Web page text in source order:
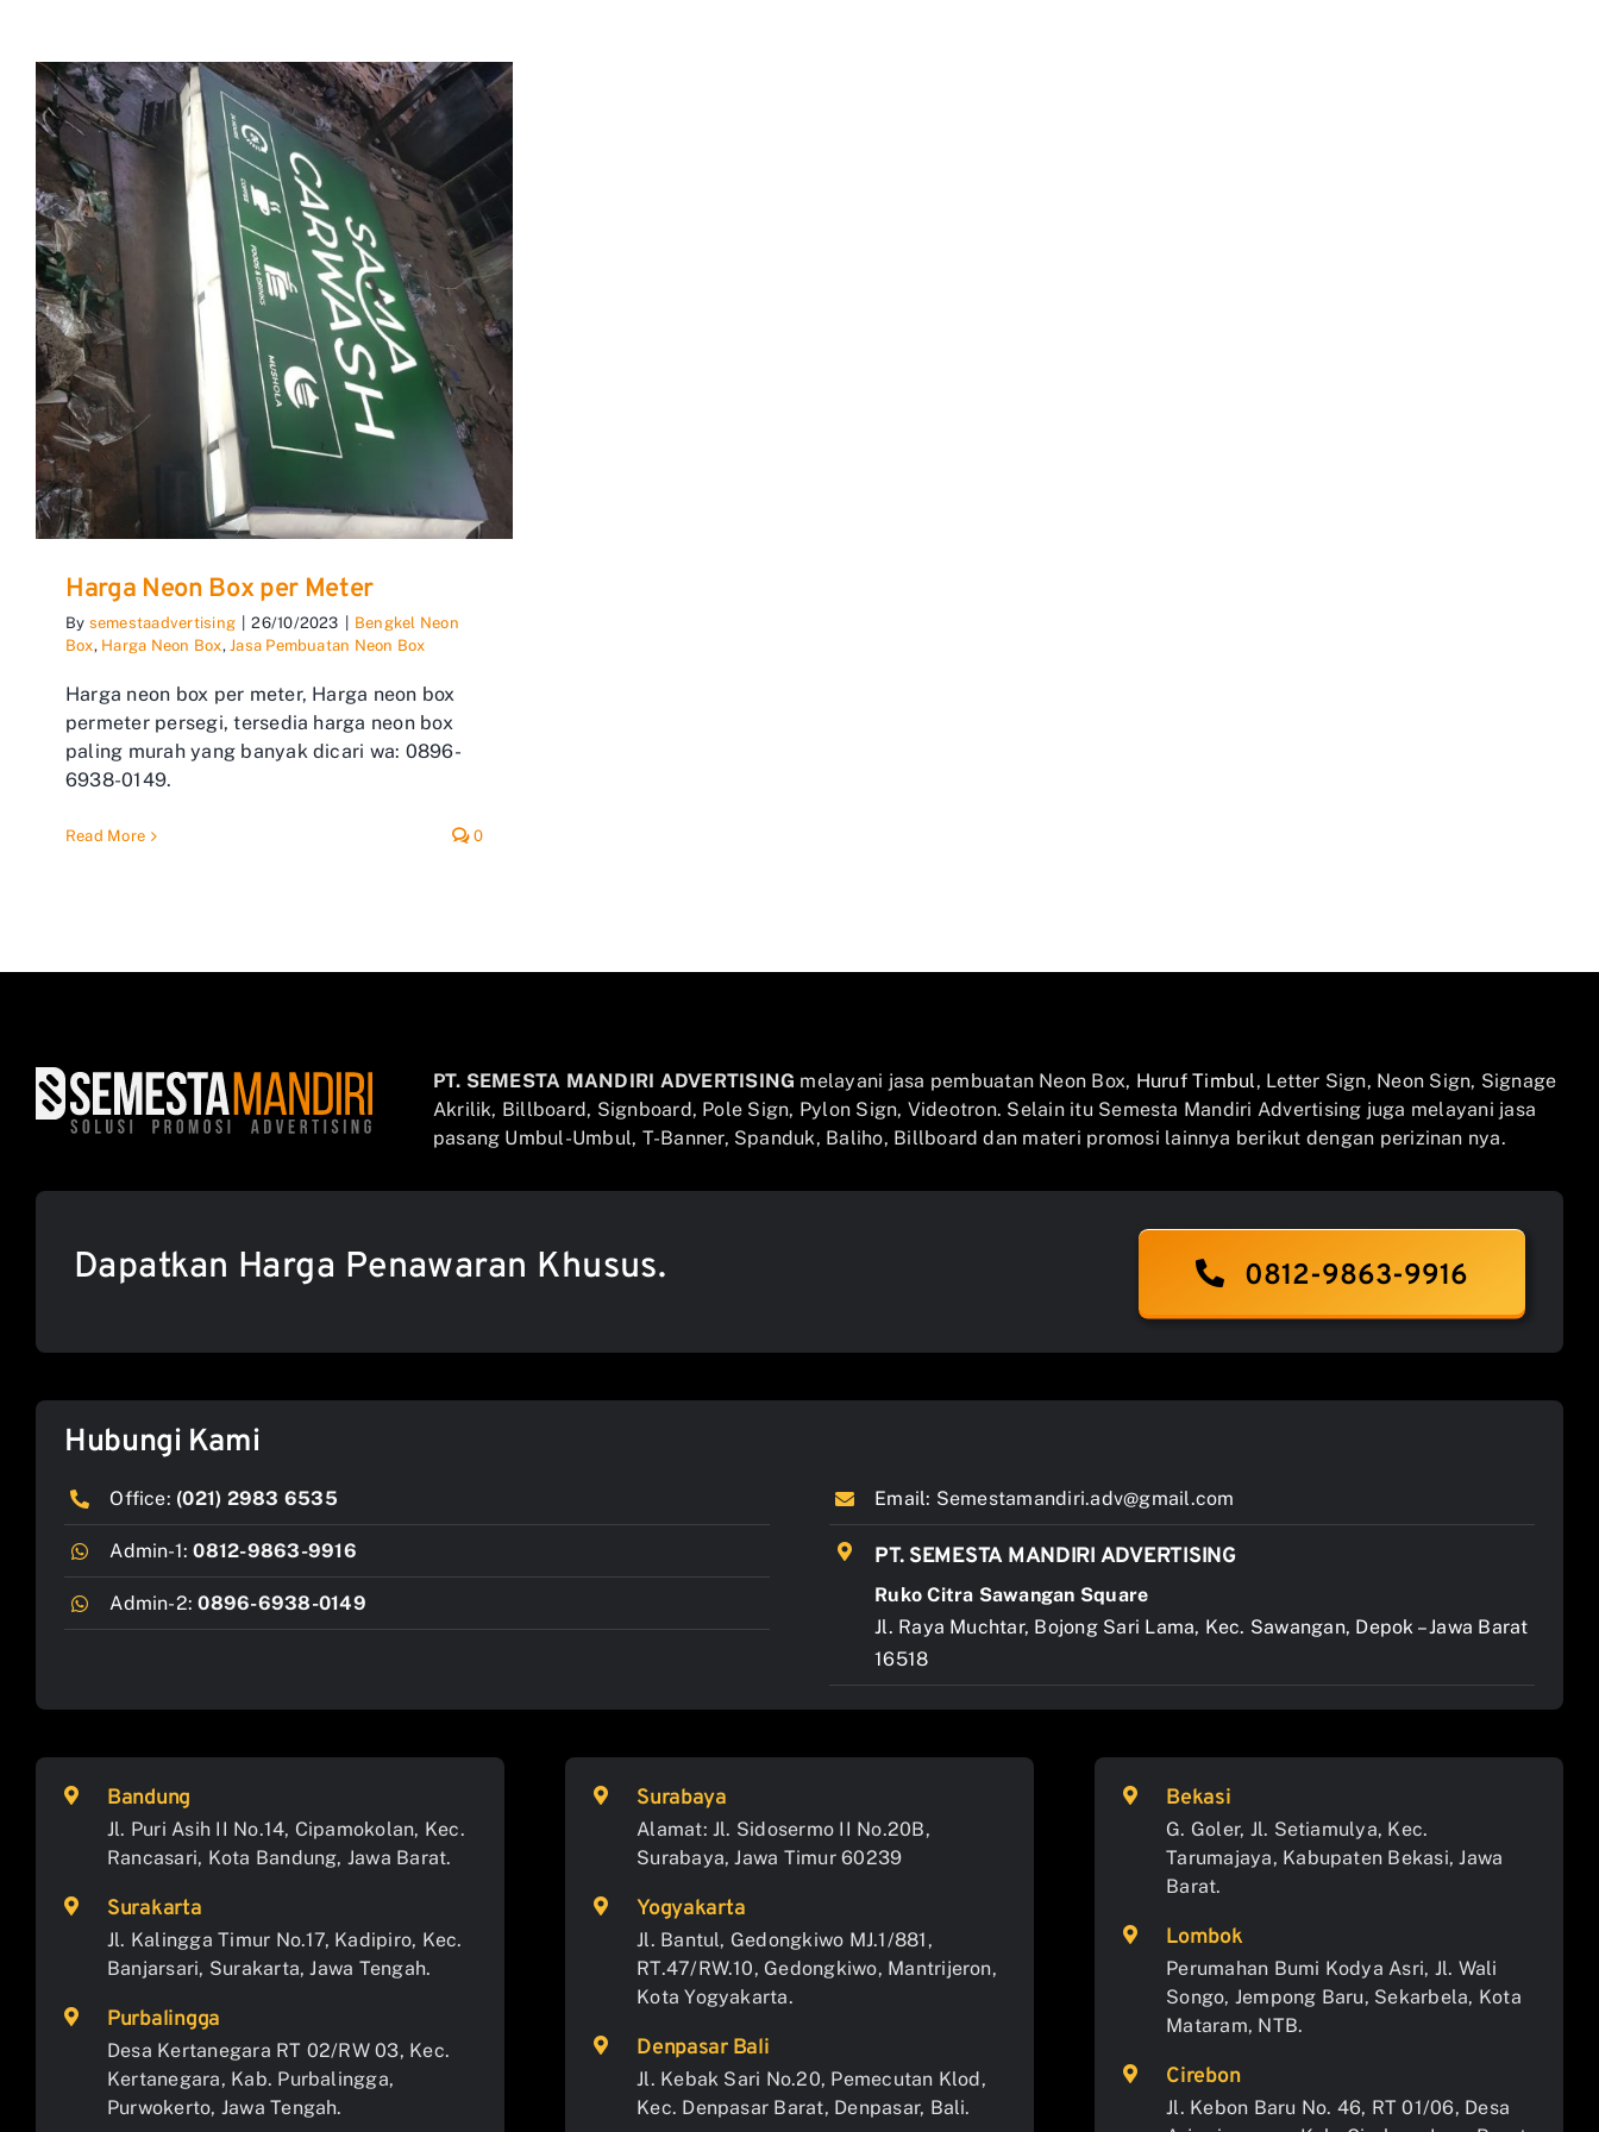
Harga Neon Box per Meter
By semestaadvertising 26/10/2023
Bengkel Neon
Box, Harga Neon Box,Jasa Pembuatan Neon Box
Harga neon box per meter, Harga neon box
permeter persegi, tersedia harga neon box
paling murah yang banyak dicari wa: 0896-
6938-0149.
Read More 0
PT. SEMESTA MANDIRI ADVERTISING melayani jasa pembuatan Neon Box, Huruf Timbul, Letter Sign, Neon Sign, Signage
Akrilik, Billboard, Signboard, Pole Sign, Pylon Sign, Videotron. Selain itu Semesta Mandiri Advertising juga melayani jasa
pasang Umbul-Umbul, T-Banner, Spanduk, Baliho, Billboard dan materi promosi lainnya berikut dengan perizinan nya.
Dapatkan Harga Penawaran Khusus. 0812-9863-9916
Hubungi Kami
Office: (021) 2983 6535
Admin-1:0812-9863-9916
Admin-2:0896-6938-0149
Email: Semestamandiri.adv@gmail.com
PT. SEMESTA MANDIRI ADVERTISING
Ruko Citra Sawangan Square
Jl. Raya Muchtar, Bojong Sari Lama, Kec. Sawangan, Depok – Jawa Barat
16518
Bandung
Jl. Puri Asih II No.14, Cipamokolan, Kec.
Rancasari, Kota Bandung, Jawa Barat.
Surakarta
Jl. Kalingga Timur No.17, Kadipiro, Kec.
Banjarsari, Surakarta, Jawa Tengah.
Purbalingga
Desa Kertanegara RT 02/RW 03, Kec.
Kertanegara, Kab. Purbalingga,
Purwokerto, Jawa Tengah.
Surabaya
Alamat: Jl. Sidosermo II No.20B,
Surabaya, Jawa Timur 60239
Yogyakarta
Jl. Bantul, Gedongkiwo MJ.1/881,
RT.47/RW.10, Gedongkiwo, Mantrijeron,
Kota Yogyakarta.
Denpasar Bali
Jl. Kebak Sari No.20, Pemecutan Klod,
Kec. Denpasar Barat, Denpasar, Bali.
Bekasi
G. Goler, Jl. Setiamulya, Kec.
Tarumajaya, Kabupaten Bekasi, Jawa
Barat.
Lombok
Perumahan Bumi Kodya Asri, Jl. Wali
Songo, Jempong Baru, Sekarbela, Kota
Mataram, NTB.
Cirebon
Jl. Kebon Baru No. 46, RT 01/06, Desa